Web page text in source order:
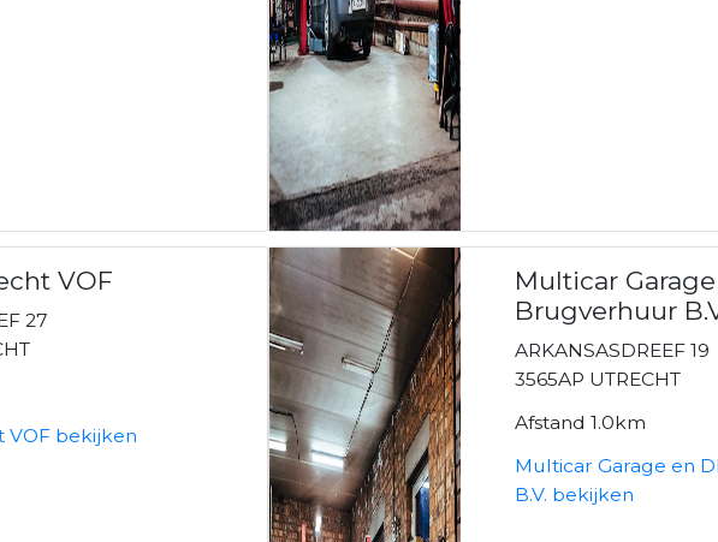
VOF
27
VOF bekijken
Multicar
Brugverhuur
ARKANSASDREEF 19
3565AP UTRECHT
Afstand 1.0km
Multicar Garage en
B.V. bekijken